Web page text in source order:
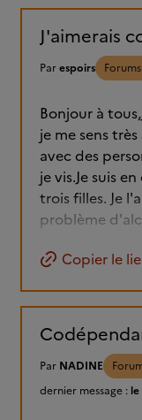
J'aimerais
Parespoirs
Bonjour à
je me sens
avec des
je vis.Je suis
trois filles. Je
problème
Copier le
Par NADINE
dernier message :